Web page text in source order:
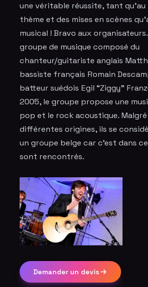
une véritable réussite, tant qu'au
thème et des mises en scènes
musical ! Bravo aux organisateurs.
groupe de musique composé du
chanteur/guitariste anglais
bassiste français Romain
batteur suédois Egil “Ziggy”
2005, le groupe propose une
pop et le rock acoustique. Malgré
différentes origines, ils se
un groupe belge car c’est dans
sont rencontrés.
Demander un devis